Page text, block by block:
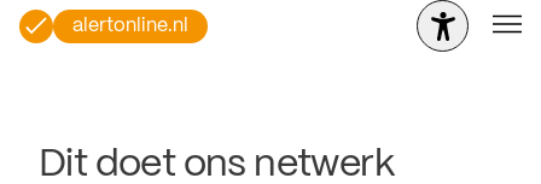
alertonline.nl
Dit doet ons netwerk